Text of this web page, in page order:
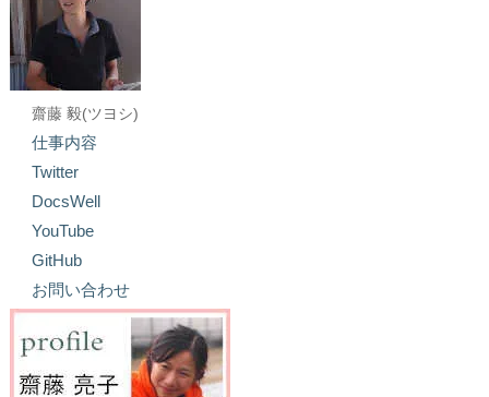
齋藤 毅(ツヨシ)
仕事内容
Twitter
DocsWell
YouTube
GitHub
お問い合わせ